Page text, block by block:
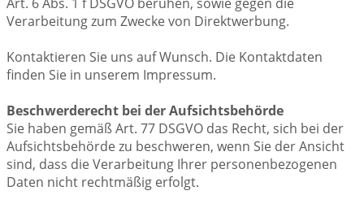
Verarbeitung zum Zwecke von Direktwerbung.
Kontaktieren Sie uns auf Wunsch. Die Kontaktdaten
finden Sie in unserem Impressum.
Beschwerderecht bei der Aufsichtsbehörde
Sie haben gemäß Art. 77 DSGVO das Recht, sich bei der
Aufsichtsbehörde zu beschweren, wenn Sie der Ansicht
sind, dass die Verarbeitung Ihrer personenbezogenen
Daten nicht rechtmäßig erfolgt.